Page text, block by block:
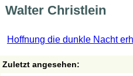
Walter Christlein
Hoffnung die dunkle Nacht
Zuletzt angesehen: